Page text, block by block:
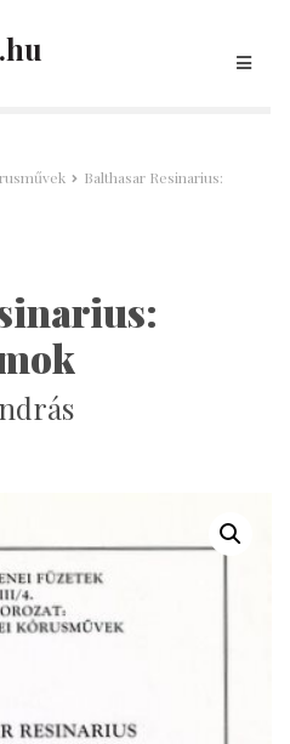
Balthasar Resinarius: